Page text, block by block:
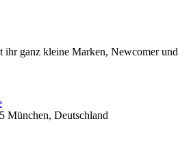
ihr ganz kleine Marken, Newcomer und
München, Deutschland